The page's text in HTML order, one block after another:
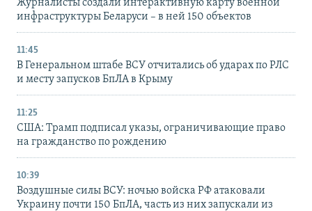
Журналисты создали интерактивную карту военной
инфраструктуры Беларуси – в ней 150 объектов
11:45
В Генеральном штабе ВСУ отчитались об ударах по РЛС
и месту запусков БпЛА в Крыму
11:25
США: Трамп подписал указы, ограничивающие право
на гражданство по рождению
10:39
Воздушные силы ВСУ: ночью войска РФ атаковали
Украину почти 150 БпЛА, часть из них запускали из